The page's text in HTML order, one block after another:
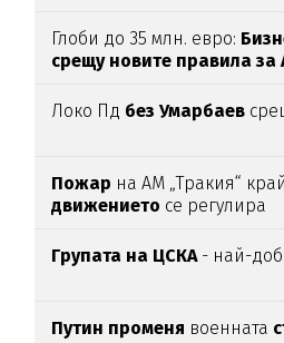
Глоби до 35 млн. евро:
срещу новите правила за
Локо Пд без Умарбаев
Пожар на АМ „Тракия“
движението се регулира
Групата на ЦСКА- най-
Путин променя военната